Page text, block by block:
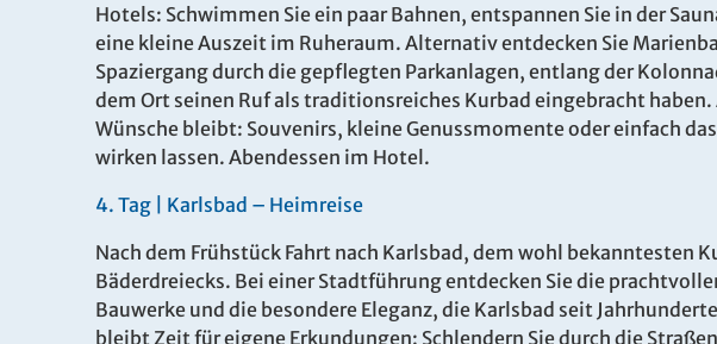
Hotels: Schwimmen Sie ein paar Bahnen, entspannen Sie in der
eine kleine Auszeit im Ruheraum. Alternativ entdecken Sie
Spaziergang durch die gepflegten Parkanlagen, entlang der
dem Ort seinen Ruf als traditionsreiches Kurbad eingebracht
Wünsche bleibt: Souvenirs, kleine Genussmomente oder einfach
wirken lassen. Abendessen im Hotel.
4. Tag | Karlsbad – Heimreise
Nach dem Frühstück Fahrt nach Karlsbad, dem wohl bekanntesten
Bäderdreiecks. Bei einer Stadtführung entdecken Sie die
Bauwerke und die besondere Eleganz, die Karlsbad seit
bleibt Zeit für eigene Erkundungen: Schlendern Sie durch die